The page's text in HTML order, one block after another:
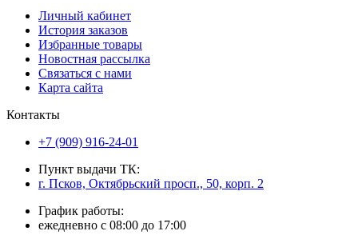
Личный кабинет
История заказов
Избранные товары
Новостная рассылка
Связаться с нами
Карта сайта
Контакты
+7 (909) 916-24-01
Пункт выдачи ТК:
г. Псков, Октябрьский просп., 50, корп. 2
График работы:
ежедневно с 08:00 до 17:00